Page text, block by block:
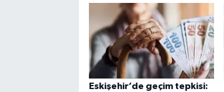
Eskişehir’de geçim tepkisi: